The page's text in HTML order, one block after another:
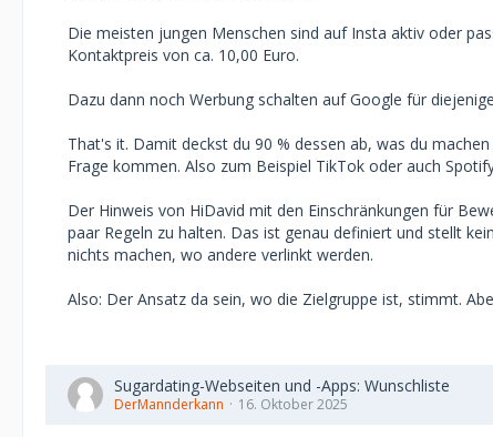
Die meisten jungen Menschen sind auf Insta aktiv oder
Kontaktpreis von ca. 10,00 Euro.
Dazu dann noch Werbung schalten auf Google für
That's it. Damit deckst du 90 % dessen ab, was du
Frage kommen. Also zum Beispiel TikTok oder auch
Der Hinweis von HiDavid mit den Einschränkungen für
paar Regeln zu halten. Das ist genau definiert und stellt
nichts machen, wo andere verlinkt werden.
Also: Der Ansatz da sein, wo die Zielgruppe ist, stimmt.
Sugardating-Webseiten und -Apps: Wunschliste
DerMannderkann 16. Oktober 2025